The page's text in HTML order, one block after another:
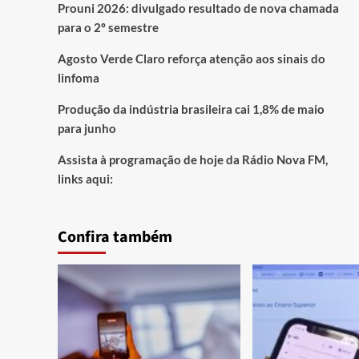
Prouni 2026: divulgado resultado de nova chamada
para o 2º semestre
Agosto Verde Claro reforça atenção aos sinais do
linfoma
Produção da indústria brasileira cai 1,8% de maio
para junho
Assista à programação de hoje da Rádio Nova FM,
links aqui:
Confira também